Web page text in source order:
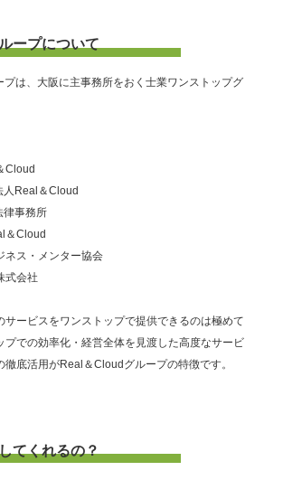
ープについて
は、大阪に主事務所をおく士業ワンストップグ
Cloud
Real＆Cloud
事務所
＆Cloud
ス・メンター協会
式会社
サービスをワンストップで提供できるのは極めて
プでの効率化・経営全体を見渡した高度なサービ
徹底活用がReal＆Cloudグループの特徴です。
てくれるの？